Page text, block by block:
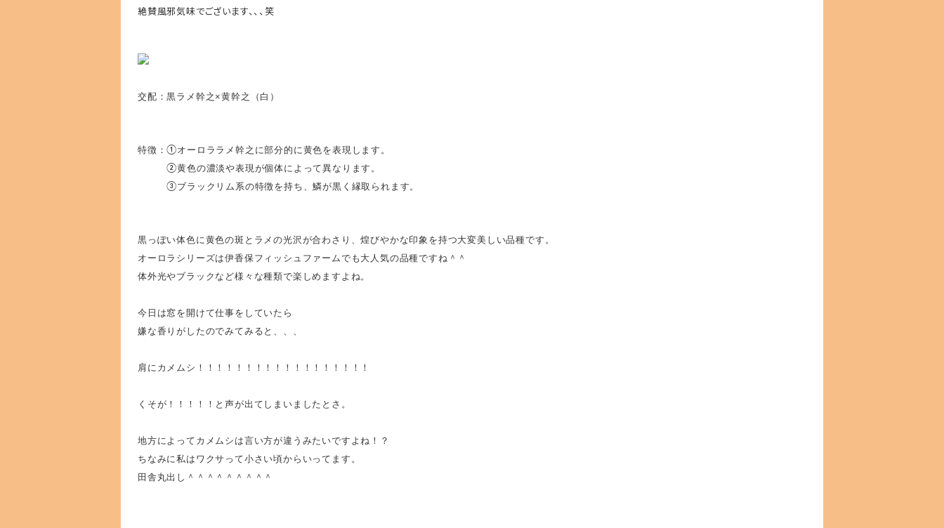
絶賛風邪気味でございます、、、笑
交配：黒ラメ幹之×黄幹之（白）
特徴：①オーロララメ幹之に部分的に黄色を表現します。
②黄色の濃淡や表現が個体によって異なります。
③ブラックリム系の特徴を持ち、鱗が黒く縁取られます。
黒っぽい体色に黄色の斑とラメの光沢が合わさり、煌びやかな印象を持つ大変美しい品種です。
オーロラシリーズは伊香保フィッシュファームでも大人気の品種ですね＾＾
体外光やブラックなど様々な種類で楽しめますよね。
今日は窓を開けて仕事をしていたら
嫌な香りがしたのでみてみると、、、
肩にカメムシ！！！！！！！！！！！！！！！！！！
くそが！！！！！と声が出てしまいましたとさ。
地方によってカメムシは言い方が違うみたいですよね！？
ちなみに私はワクサって小さい頃からいってます。
田舎丸出し＾＾＾＾＾＾＾＾＾